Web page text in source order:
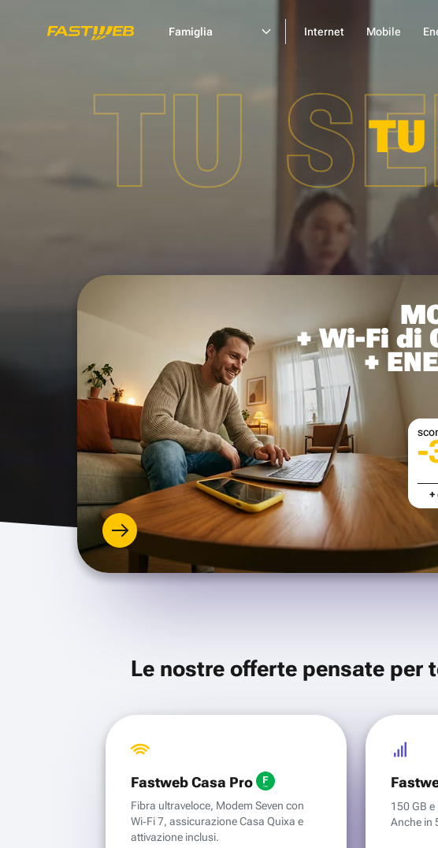
Famiglia Internet Mobile
TU TU
+ Wi-Fi di
+
-
Le nostre offerte pensate per
Fastweb Casa Pro
Fibra ultraveloce, Modem Seven con
Wi‑Fi 7, assicurazione Casa Quixa e
attivazione inclusi.
150 GB
Anche in